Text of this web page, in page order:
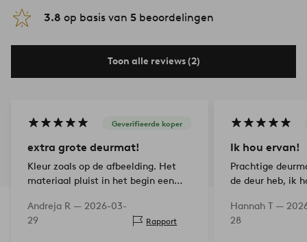
3.8 op basis van 5 beoordelingen
Toon alle reviews (2)
Geverifieerde koper
extra grote deurmat!
Kleur zoals op de afbeelding. Het
materiaal pluist in het begin een
meerdere keren stofzuigen. Over
het algemeen zeer
Andreja R — 2026-03-
29
Rapport
Ik hou ervan!
Prachtige
de deur heb, ik
Hannah T —
28